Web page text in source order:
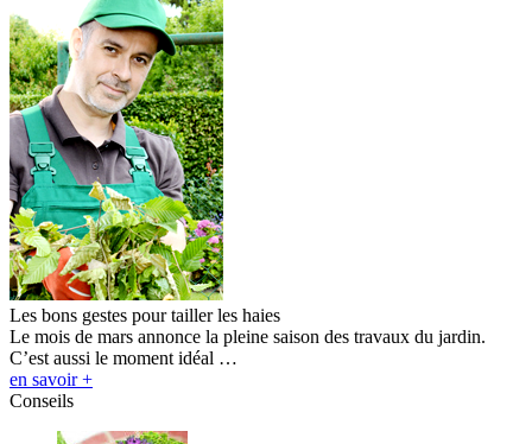
Les bons gestes pour tailler les haies
Le mois de mars annonce la pleine saison des travaux du jardin.
C’est aussi le moment idéal …
en savoir +
Conseils